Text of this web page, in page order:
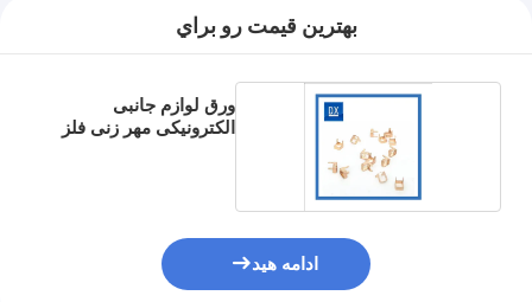
بهترين قيمت رو براي
ورق لوازم جانبی
الکترونیکی مهر زنی فلز
ادامه هید